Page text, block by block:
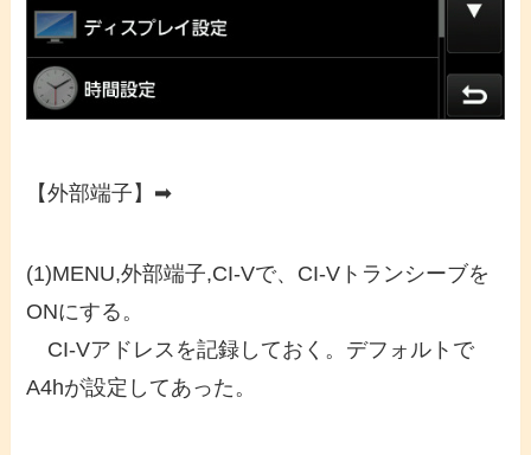
【外部端子】➡
(1)MENU,外部端子,CI-Vで、CI-Vトランシーブを
ONにする。
CI-Vアドレスを記録しておく。デフォルトで
A4hが設定してあった。